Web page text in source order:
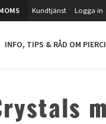
Kundtjänst Logga in
INFO, TIPS & RÅD OM